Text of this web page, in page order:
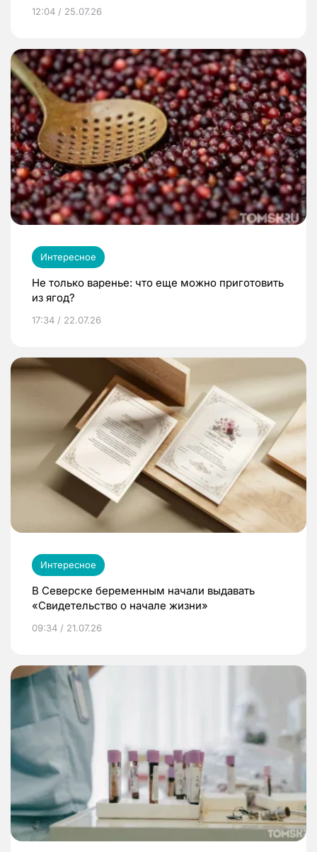
12:04 / 25.07.26
Интересное
Не только варенье: что еще можно приготовить
из ягод?
17:34 / 22.07.26
Интересное
В Северске беременным начали выдавать
«Свидетельство о начале жизни»
09:34 / 21.07.26